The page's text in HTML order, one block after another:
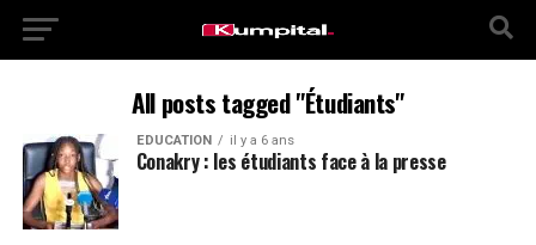
All posts tagged "Étudiants"
EDUCATION il y a 6 ans
Conakry : les étudiants face à la presse